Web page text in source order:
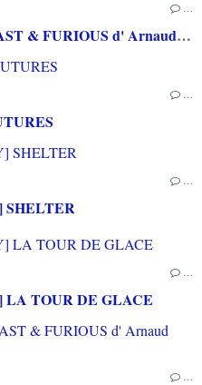
…
[REVUE LIVRE CINEMA] FAST & FURIOUS d' Arnaud BRIAND aux éditions CASA
…
…
…
TOUR DE GLACE
…